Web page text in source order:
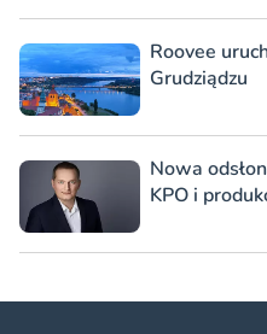
Roovee
Grudziądzu
Nowa
KPO i